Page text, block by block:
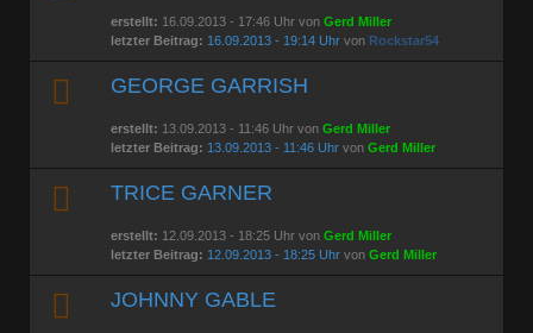
erstellt: 16.09.2013 - 17:46 Uhr vonGerd Miller
letzter Beitrag: 16.09.2013 - 19:14 Uhr von Rockstar54
GEORGE GARRISH
erstellt: 13.09.2013 - 11:46 Uhr vonGerd Miller
letzter Beitrag: 13.09.2013 - 11:46 Uhr vonGerd Miller
TRICE GARNER
erstellt: 12.09.2013 - 18:25 Uhr vonGerd Miller
letzter Beitrag: 12.09.2013 - 18:25 Uhr vonGerd Miller
JOHNNY GABLE